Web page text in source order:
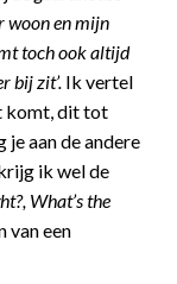
woon en mijn
toch ook altijd
bij zit’. Ik vertel
komt, dit tot
je aan de andere
ik wel de
What’s the
van een